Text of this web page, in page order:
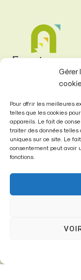
Gérer
Pour offrir les meilleures
telles que les cookies
appareils. Le fait de
traiter des données telles
uniques sur ce site. Le
consentement peut avoir
fonctions.
Mairie de
Fontenay-